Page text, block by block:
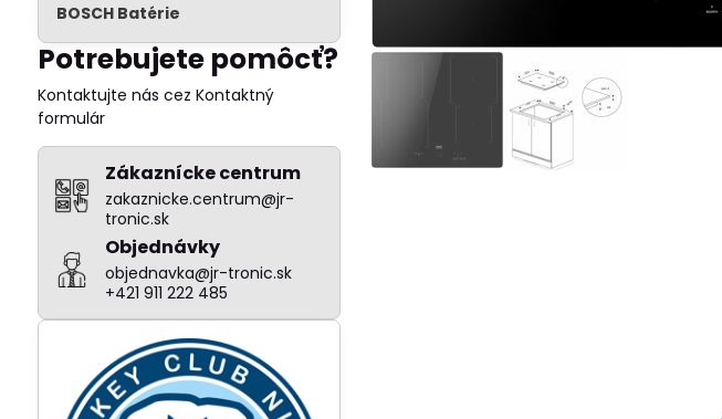
BOSCH Batérie
Potrebujete pomôcť?
Kontaktujte nás cez Kontaktný
formulár
Zákaznícke centrum
zakaznicke.centrum@jr-
tronic.sk
Objednávky
objednavka@jr-tronic.sk
+421 911 222 485